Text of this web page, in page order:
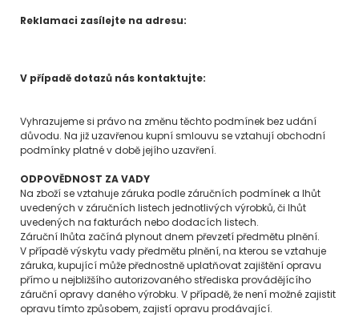
Reklamaci zasílejte na adresu:
V případě dotazů nás kontaktujte:
Vyhrazujeme si právo na změnu těchto podmínek bez udání
důvodu. Na již uzavřenou kupní smlouvu se vztahují obchodní
podmínky platné v době jejího uzavření.
ODPOVĚDNOST ZA VADY
Na zboží se vztahuje záruka podle záručních podmínek a lhůt
uvedených v záručních listech jednotlivých výrobků, či lhůt
uvedených na fakturách nebo dodacích listech.
Záruční lhůta začíná plynout dnem převzetí předmětu plnění.
V případě výskytu vady předmětu plnění, na kterou se vztahuje
záruka, kupující může přednostně uplatňovat zajištění opravu
přímo u nejbližšího autorizovaného střediska provádějícího
záruční opravy daného výrobku. V případě, že není možné zajistit
opravu tímto způsobem, zajistí opravu prodávající.